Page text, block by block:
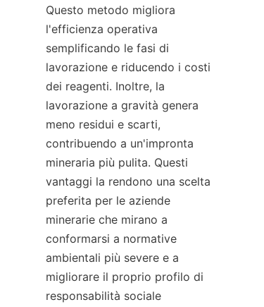
Questo metodo migliora
l'efficienza operativa
semplificando le fasi di
lavorazione e riducendo i costi
dei reagenti. Inoltre, la
lavorazione a gravità genera
meno residui e scarti,
contribuendo a un'impronta
mineraria più pulita. Questi
vantaggi la rendono una scelta
preferita per le aziende
minerarie che mirano a
conformarsi a normative
ambientali più severe e a
migliorare il proprio profilo di
responsabilità sociale